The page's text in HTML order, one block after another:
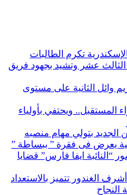
تكرم الطالبات
الثالث عشر وتشيد بجهود فريق
وائل الثانية على مستوى
المستقبل.. ويحتفي بأولياء
الجديد بتولي مهام منصبه
يعرض فى فقرة ” ببساطة ”
ايفا فارس” قضايا
الغندور تتميز بالاستعداد
النجاح